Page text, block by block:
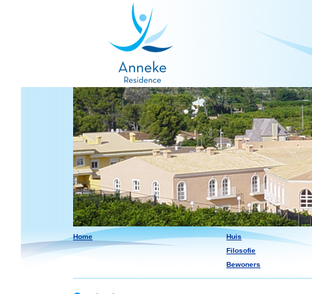
Home
Huis
Filosofie
Bewoners